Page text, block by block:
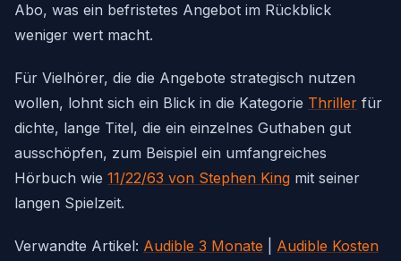
Abo, was ein befristetes Angebot im Rückblick
weniger wert macht.
Für Vielhörer, die die Angebote strategisch nutzen
wollen, lohnt sich ein Blick in die Kategorie Thriller für
dichte, lange Titel, die ein einzelnes Guthaben gut
ausschöpfen, zum Beispiel ein umfangreiches
Hörbuch wie 11/22/63 von Stephen King mit seiner
langen Spielzeit.
Verwandte Artikel: Audible 3 Monate
Audible Kosten